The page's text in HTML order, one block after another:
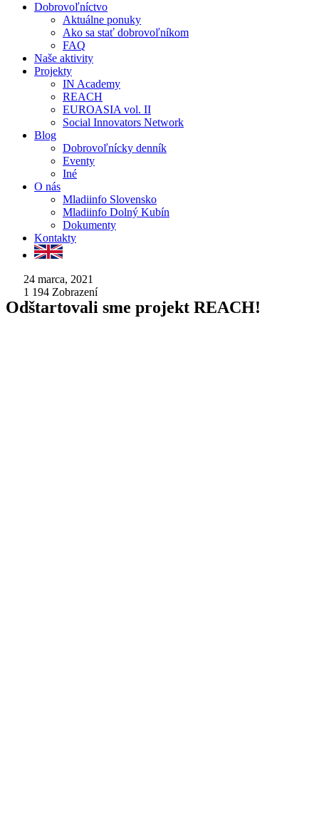
Dobrovoľníctvo
Aktuálne ponuky
Ako sa stať dobrovoľníkom
FAQ
Naše aktivity
Projekty
IN Academy
REACH
EUROASIA vol. II
Social Innovators Network
Blog
Dobrovoľnícky denník
Eventy
Iné
O nás
Mladiinfo Slovensko
Mladiinfo Dolný Kubín
Dokumenty
Kontakty
24 marca, 2021
1 194 Zobrazení
Odštartovali sme projekt REACH!